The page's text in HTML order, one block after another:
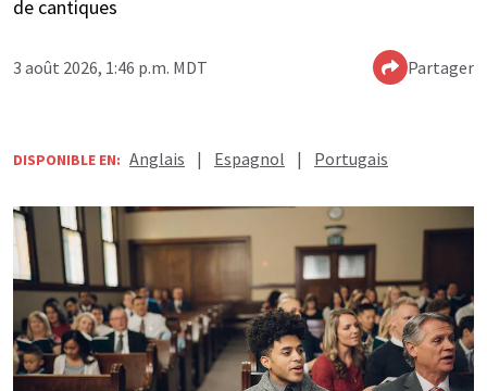
de cantiques
3 août 2026, 1:46 p.m. MDT Partager
DISPONIBLE EN: Anglais | Espagnol | Portugais